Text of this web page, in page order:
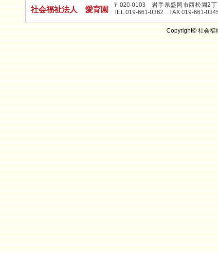
社会福祉法人 愛育園
〒020-0103 岩手県盛岡市西松園
TEL.019-661-0362 FAX.019-661-
Copyright© 社会福